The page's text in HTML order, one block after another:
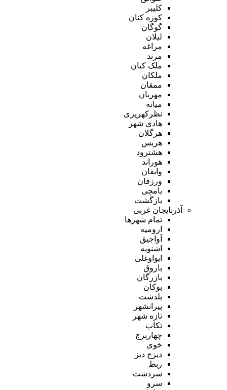
کلیبر
کوزه کنان
گوگان
لیلان
مراغه
مرند
ملک کیان
ملکان
ممقان
مهربان
میانه
نظرکهریزی
هادی شهر
هرگلان
هریس
هشترود
هوراند
وایقان
ورزقان
یامچی
بازگشت
آذربایجان غربی
تمام شهر‌ها
ارومیه
آواجیق
اشنویه
ایواوغلی
باروق
بازرگان
بوکان
پلدشت
پیرانشهر
تازه شهر
تکاب
چهاربرج
خوی
دیزج دیز
ربط
سردشت
سرو